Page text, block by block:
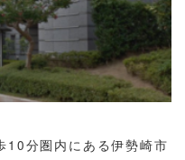
10分圏内にある伊勢崎市